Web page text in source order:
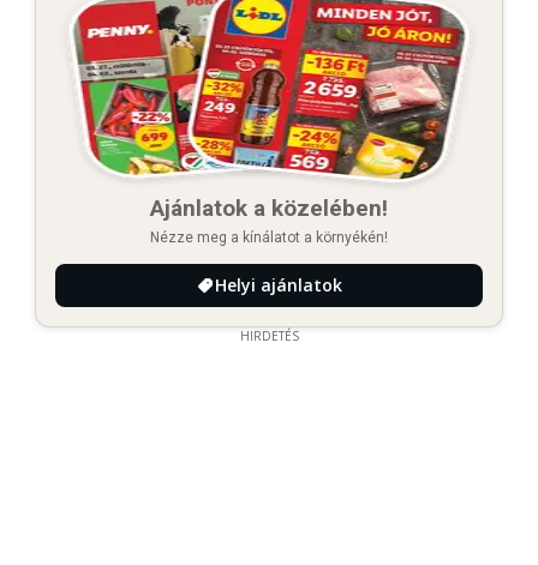
Ajánlatok a közelében!
Nézze meg a kínálatot a környékén!
Helyi ajánlatok
HIRDETÉS